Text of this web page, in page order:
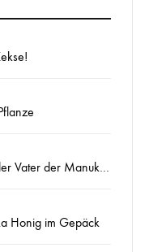
Prof. Dr. Peter C. Molan – der Vater der Manuka Honig Industrie
Honig im Gepäck